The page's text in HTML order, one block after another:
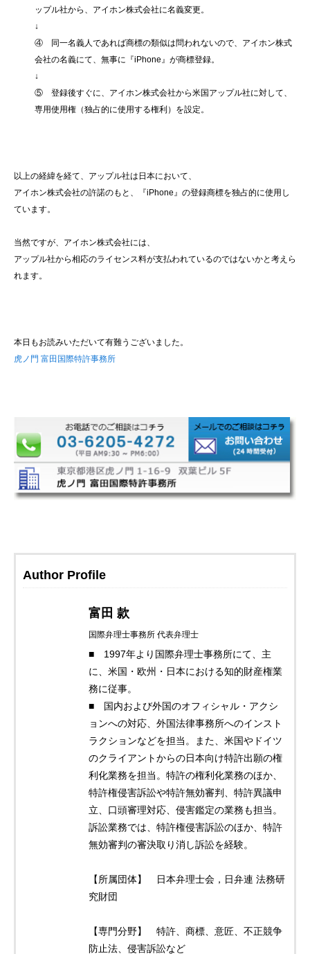
ップル社から、アイホン株式会社に名義変更。
↓
④ 同一名義人であれば商標の類似は問われないので、アイホン株式
会社の名義にて、無事に『iPhone』が商標登録。
↓
⑤ 登録後すぐに、アイホン株式会社から米国アップル社に対して、
専用使用権（独占的に使用する権利）を設定。
以上の経緯を経て、アップル社は日本において、
アイホン株式会社の許諾のもと、『iPhone』の登録商標を独占的に使用し
ています。
当然ですが、アイホン株式会社には、
アップル社から相応のライセンス料が支払われているのではないかと考えら
れます。
本日もお読みいただいて有難うございました。
虎ノ門 富田国際特許事務所
Author Profile
富田 款
国際弁理士事務所 代表弁理士
■ 1997年より国際弁理士事務所にて、主
に、米国・欧州・日本における知的財産権業
務に従事。
■ 国内および外国のオフィシャル・アクシ
ョンへの対応、外国法律事務所へのインスト
ラクションなどを担当。また、米国やドイツ
のクライアントからの日本向け特許出願の権
利化業務を担当。特許の権利化業務のほか、
特許権侵害訴訟や特許無効審判、特許異議申
立、口頭審理対応、侵害鑑定の業務も担当。
訴訟業務では、特許権侵害訴訟のほか、特許
無効審判の審決取り消し訴訟を経験。
【所属団体】 日本弁理士会，日弁連 法務研
究財団
【専門分野】 特許、商標、意匠、不正競争
防止法、侵害訴訟など